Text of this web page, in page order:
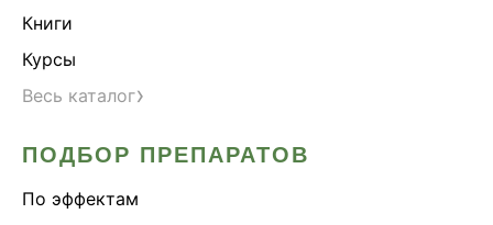
Книги
Курсы
Весь каталог›
ПОДБОР ПРЕПАРАТОВ
По эффектам